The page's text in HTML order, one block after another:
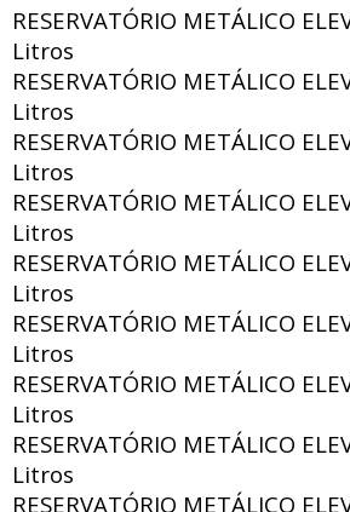
RESERVATÓRIO METÁLICO
Litros
RESERVATÓRIO METÁLICO
Litros
RESERVATÓRIO METÁLICO
Litros
RESERVATÓRIO METÁLICO
Litros
RESERVATÓRIO METÁLICO
Litros
RESERVATÓRIO METÁLICO
Litros
RESERVATÓRIO METÁLICO
Litros
RESERVATÓRIO METÁLICO
Litros
RESERVATÓRIO METÁLICO